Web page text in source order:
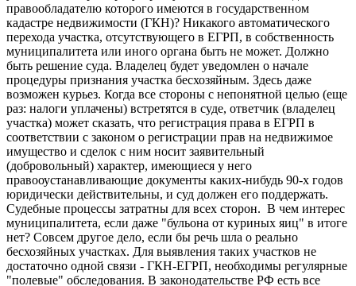
правообладателю которого имеются в государственном
кадастре недвижимости (ГКН)? Никакого автоматического
перехода участка, отсутствующего в ЕГРП, в собственность
муниципалитета или иного органа быть не может. Должно
быть решение суда. Владелец будет уведомлен о начале
процедуры признания участка бесхозяйным. Здесь даже
возможен курьез. Когда все стороны с непонятной целью (еще
раз: налоги уплачены) встретятся в суде, ответчик (владелец
участка) может сказать, что регистрация права в ЕГРП в
соответствии с законом о регистрации прав на недвижимое
имущество и сделок с ним носит заявительный
(добровольный) характер, имеющиеся у него
правооустанавливающие документы каких-нибудь 90-х годов
юридически действительны, и суд должен его поддержать.
Судебные процессы затратны для всех сторон. В чем интерес
муниципалитета, если даже "бульона от куриных яиц" в итоге
нет? Совсем другое дело, если бы речь шла о реально
бесхозяйных участках. Для выявления таких участков не
достаточно одной связи - ГКН-ЕГРП, необходимы регулярные
"полевые" обследования. В законодательстве РФ есть все